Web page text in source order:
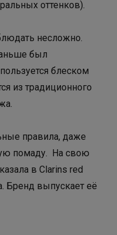
оттенков).
несложно.
был
блеском
из традиционного
правила, даже
помаду. На свою
в Clarins red
Бренд выпускает её